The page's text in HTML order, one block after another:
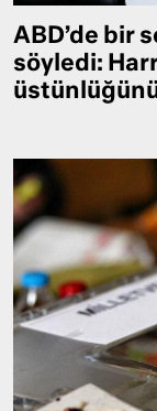
ABD’de bir
söyledi: